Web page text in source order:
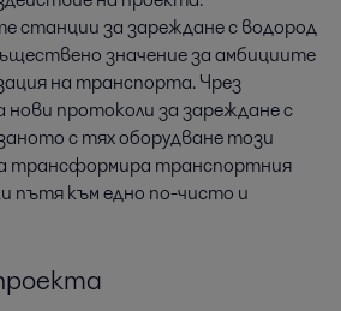
станции за зареждане с водород
значение за амбициите
на транспорта. Чрез
протоколи за зареждане с
с тях оборудване този
трансформира транспортния
пътя към едно по-чисто и